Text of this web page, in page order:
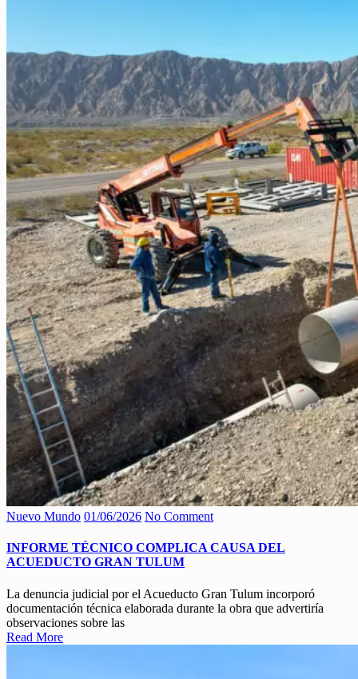
Nuevo Mundo 01/06/2026 No Comment
INFORME TÉCNICO COMPLICA CAUSA DEL
ACUEDUCTO GRAN TULUM
La denuncia judicial por el Acueducto Gran Tulum incorporó
documentación técnica elaborada durante la obra que advertiría
observaciones sobre las
Read More